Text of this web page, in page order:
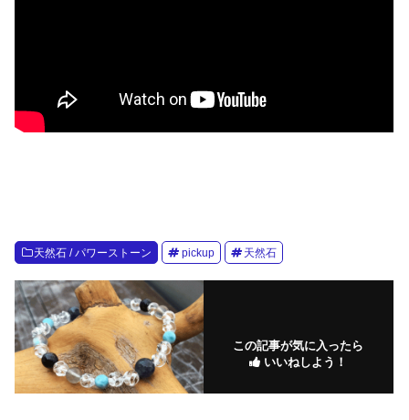
天然石 / パワーストーン pickup 天然石
この記事が気に入ったら
いいねしよう！